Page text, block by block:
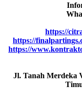
https://
https://
https://
Jl. Tanah Merdeka